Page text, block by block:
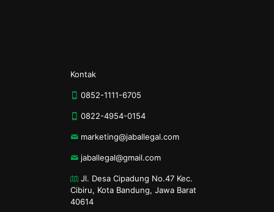
Kontak
0852-1111-6705
0822-4954-0154
marketing@jaballegal.com
jaballegal@gmail.com
Jl. Desa Cipadung No.47 Kec.
Cibiru, Kota Bandung, Jawa Barat
40614